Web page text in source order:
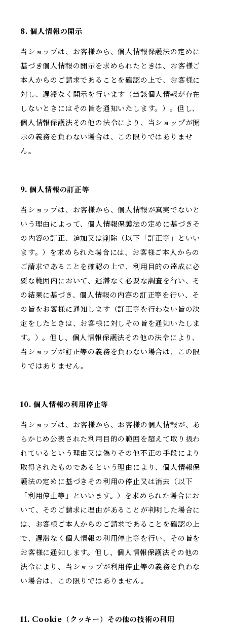
8. 個人情報の開示
当ショップは、お客様から、個人情報保護法の定めに
基づき個人情報の開示を求められたときは、お客様ご
本人からのご請求であることを確認の上で、お客様に
対し、遅滞なく開示を行います（当該個人情報が存在
しないときにはその旨を通知いたします。）。但し、
個人情報保護法その他の法令により、当ショップが開
示の義務を負わない場合は、この限りではありませ
ん。
9. 個人情報の訂正等
当ショップは、お客様から、個人情報が真実でないと
いう理由によって、個人情報保護法の定めに基づきそ
の内容の訂正、追加又は削除（以下「訂正等」といい
ます。）を求められた場合には、お客様ご本人からの
ご請求であることを確認の上で、利用目的の達成に必
要な範囲内において、遅滞なく必要な調査を行い、そ
の結果に基づき、個人情報の内容の訂正等を行い、そ
の旨をお客様に通知します（訂正等を行わない旨の決
定をしたときは、お客様に対しその旨を通知いたしま
す。）。但し、個人情報保護法その他の法令により、
当ショップが訂正等の義務を負わない場合は、この限
りではありません。
10. 個人情報の利用停止等
当ショップは、お客様から、お客様の個人情報が、あ
らかじめ公表された利用目的の範囲を超えて取り扱わ
れているという理由又は偽りその他不正の手段により
取得されたものであるという理由により、個人情報保
護法の定めに基づきその利用の停止又は消去（以下
「利用停止等」といいます。）を求められた場合にお
いて、そのご請求に理由があることが判明した場合に
は、お客様ご本人からのご請求であることを確認の上
で、遅滞なく個人情報の利用停止等を行い、その旨を
お客様に通知します。但し、個人情報保護法その他の
法令により、当ショップが利用停止等の義務を負わな
い場合は、この限りではありません。
11. Cookie（クッキー）その他の技術の利用